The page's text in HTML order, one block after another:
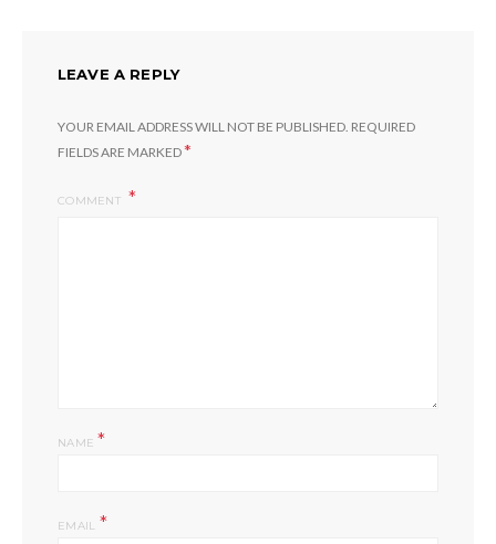
LEAVE A REPLY
YOUR EMAIL ADDRESS WILL NOT BE PUBLISHED. REQUIRED
FIELDS ARE MARKED*
COMMENT
NAME *
EMAIL *